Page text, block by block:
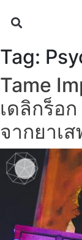
Tag:
Tame
เดลิกร็อ
จากยาเ